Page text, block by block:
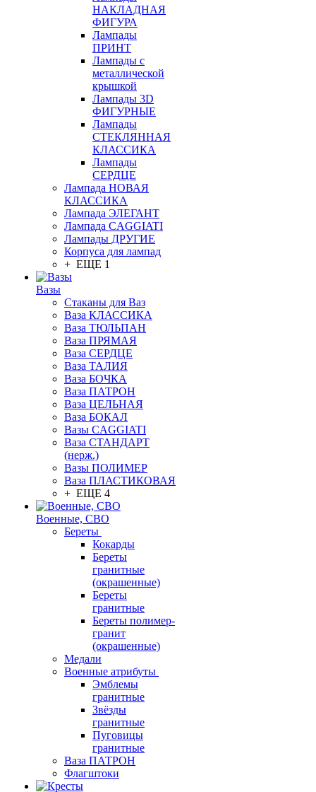
НАКЛАДНАЯ
ФИГУРА
Лампады
ПРИНТ
Лампады с
металлической
крышкой
Лампады 3D
ФИГУРНЫЕ
Лампады
СТЕКЛЯННАЯ
КЛАССИКА
Лампады
СЕРДЦЕ
Лампада НОВАЯ
КЛАССИКА
Лампада ЭЛЕГАНТ
Лампада CAGGIATI
Лампады ДРУГИЕ
Корпуса для лампад
+ ЕЩЕ 1
Вазы
Стаканы для Ваз
Ваза КЛАССИКА
Ваза ТЮЛЬПАН
Ваза ПРЯМАЯ
Ваза СЕРДЦЕ
Ваза ТАЛИЯ
Ваза БОЧКА
Ваза ПАТРОН
Ваза ЦЕЛЬНАЯ
Ваза БОКАЛ
Вазы CAGGIATI
Ваза СТАНДАРТ
(нерж.)
Вазы ПОЛИМЕР
Ваза ПЛАСТИКОВАЯ
+ ЕЩЕ 4
Военные, СВО
Береты
Кокарды
Береты
гранитные
(окрашенные)
Береты
гранитные
Береты полимер-
гранит
(окрашенные)
Медали
Военные атрибуты
Эмблемы
гранитные
Звёзды
гранитные
Пуговицы
гранитные
Ваза ПАТРОН
Флагштоки